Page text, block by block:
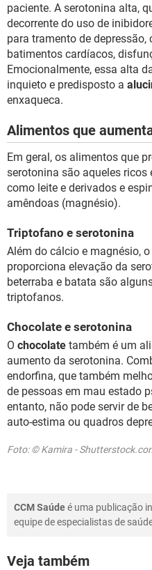
paciente. A serotonina alta,
decorrente do uso de
para tramento de depressão,
batimentos cardíacos,
Emocionalmente, essa alta
inquieto e predisposto a
enxaqueca.
Alimentos que
Em geral, os alimentos que
serotonina são aqueles ricos
como leite e derivados e
amêndoas (magnésio).
Triptofano e serotonina
Além do cálcio e magnésio, o
proporciona elevação da
beterraba e batata são
triptofanos.
Chocolate e serotonina
O chocolate também é um
aumento da serotonina.
endorfina, que também
de pessoas em mau estado
entanto, não pode servir de
auto-estima ou quadros
Foto: © Kamira -
CCM Saúdeé uma publicação
equipe de especialistas de
Veja também